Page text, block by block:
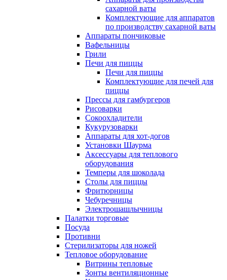
сахарной ваты
Комплектующие для аппаратов
по производству сахарной ваты
Аппараты пончиковые
Вафельницы
Грили
Печи для пиццы
Печи для пиццы
Комплектующие для печей для
пиццы
Прессы для гамбургеров
Рисоварки
Сокоохладители
Кукурузоварки
Аппараты для хот-догов
Установки Шаурма
Аксессуары для теплового
оборудования
Темперы для шоколада
Столы для пиццы
Фритюрницы
Чебуречницы
Электрошашлычницы
Палатки торговые
Посуда
Противни
Стерилизаторы для ножей
Тепловое оборудование
Витрины тепловые
Зонты вентиляционные